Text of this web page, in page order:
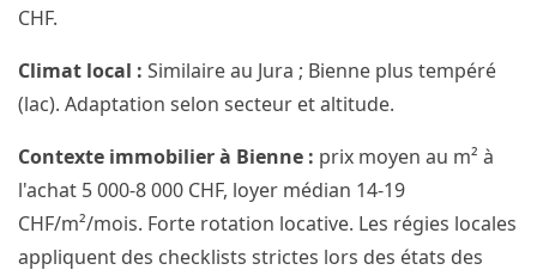
CHF.
Climat local : Similaire au Jura ; Bienne plus tempéré
(lac). Adaptation selon secteur et altitude.
Contexte immobilier à Bienne : prix moyen au m² à
l'achat 5 000-8 000 CHF, loyer médian 14-19
CHF/m²/mois. Forte rotation locative. Les régies locales
appliquent des checklists strictes lors des états des